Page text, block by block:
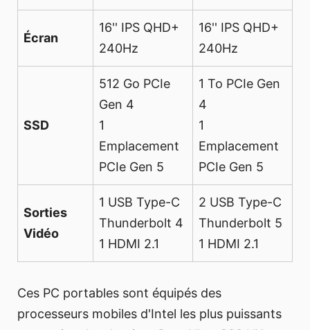
Écran
16'' IPS QHD+
240Hz
16'' IPS QHD+
240Hz
SSD
512 Go PCIe
Gen 4
1
Emplacement
PCIe Gen 5
1 To PCIe Gen
4
1
Emplacement
PCIe Gen 5
Sorties
Vidéo
1 USB Type-C
Thunderbolt 4
1 HDMI 2.1
2 USB Type-C
Thunderbolt 5
1 HDMI 2.1
Ces PC portables sont équipés des
processeurs mobiles d'Intel les plus puissants